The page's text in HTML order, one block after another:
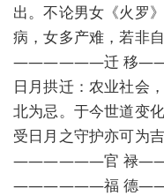
出。不论男女《火罗
病，女多产难，若非
——————迁 移
日月拱迁：农业社会
北为忌。于今世道变
受日月之守护亦可为吉
——————官 禄
——————福 德